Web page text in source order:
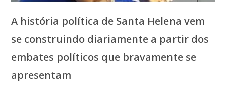
A história política de Santa Helena vem
se construindo diariamente a partir dos
embates políticos que bravamente se
apresentam